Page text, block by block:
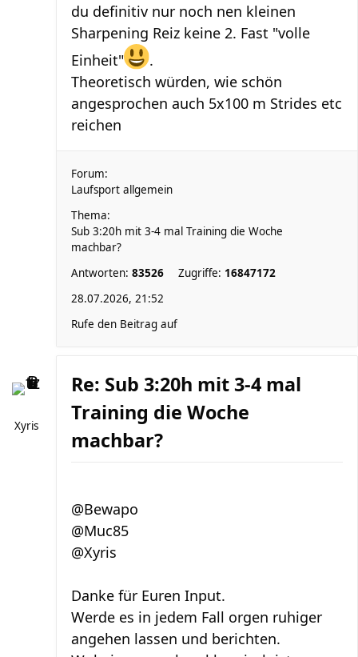
du definitiv nur noch nen kleinen
Sharpening Reiz keine 2. Fast "volle
Einheit"
.
Theoretisch würden, wie schön
angesprochen auch 5x100 m Strides etc
reichen
Forum:
Laufsport allgemein
Thema:
Sub 3:20h mit 3-4 mal Training die Woche
machbar?
Antworten: 83526 Zugriffe: 16847172
28.07.2026, 21:52
Rufe den Beitrag auf
Xyris
Re: Sub 3:20h mit 3-4 mal
Training die Woche
machbar?
@Bewapo
@Muc85
@Xyris
Danke für Euren Input.
Werde es in jedem Fall orgen ruhiger
angehen lassen und berichten.